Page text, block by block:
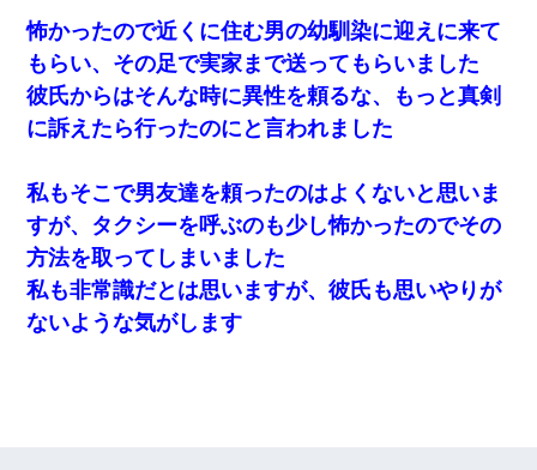
怖かったので近くに住む男の幼馴染に迎えに来て
もらい、その足で実家まで送ってもらいました
彼氏からはそんな時に異性を頼るな、もっと真剣
に訴えたら行ったのにと言われました
私もそこで男友達を頼ったのはよくないと思いま
すが、タクシーを呼ぶのも少し怖かったのでその
方法を取ってしまいました
私も非常識だとは思いますが、彼氏も思いやりが
ないような気がします